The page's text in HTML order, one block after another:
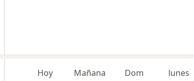
Hoy Mañana Dom lunes